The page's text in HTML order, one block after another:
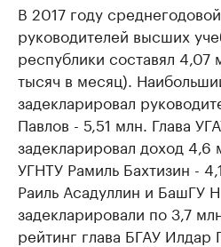
В 2017 году среднегодовой
руководителей высших
республики составял
тысяч в месяц).
задекларировал
Павлов - 5,51 млн. Глава
задекларировал доход 4,6
УГНТУ Рамиль Бахтизин -
Раиль Асадуллин и БашГУ
задекларировали по 3,7
рейтинг глава БГАУ Илдар